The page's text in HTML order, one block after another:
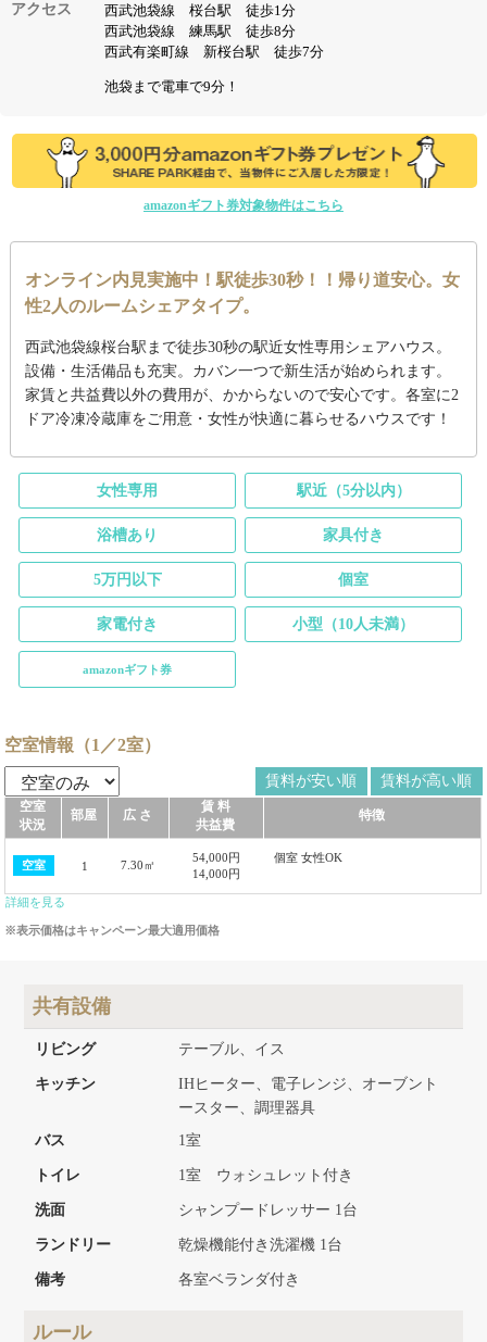
アクセス
西武池袋線 桜台駅 徒歩1分
西武池袋線 練馬駅 徒歩8分
西武有楽町線 新桜台駅 徒歩7分
池袋まで電車で9分！
amazonギフト券対象物件はこちら
オンライン内見実施中！駅徒歩30秒！！帰り道安心。女
性2人のルームシェアタイプ。
西武池袋線桜台駅まで徒歩30秒の駅近女性専用シェアハウス。
設備・生活備品も充実。カバン一つで新生活が始められます。
家賃と共益費以外の費用が、かからないので安心です。各室に2
ドア冷凍冷蔵庫をご用意・女性が快適に暮らせるハウスです！
女性専用 駅近（5分以内）
浴槽あり 家具付き
5万円以下 個室
家電付き 小型（10人未満）
amazonギフト券
空室情報（1／2室）
賃料が安い順 賃料が高い順
空室
状況
部屋 広 さ
賃 料
共益費
特徴
空室 1 7.30㎡
54,000円
14,000円
個室 女性OK
詳細を見る
※表示価格はキャンペーン最大適用価格
共有設備
リビング テーブル、イス
キッチン
IHヒーター、電子レンジ、オーブント
ースター、調理器具
バス
1室
トイレ 1室 ウォシュレット付き
洗面 シャンプードレッサー 1台
ランドリー 乾燥機能付き洗濯機 1台
備考 各室ベランダ付き
ルール